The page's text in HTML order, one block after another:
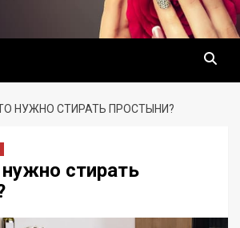
НУЖНО СТИРАТЬ ПРОСТЫНИ?
стирать